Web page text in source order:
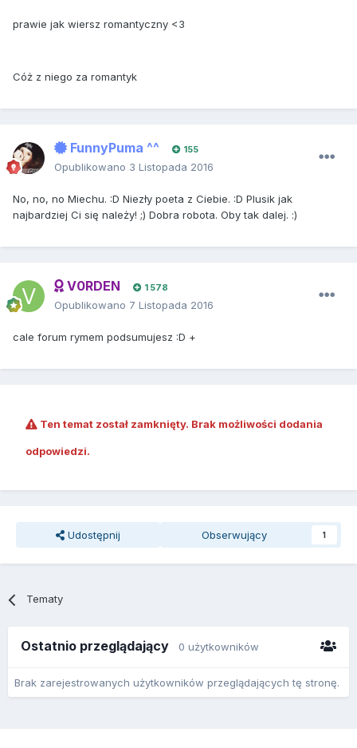
prawie jak wiersz romantyczny <3
Cóż z niego za romantyk
FunnyPuma ^^ 155
Opublikowano 3 Listopada 2016
No, no, no Miechu. :D Niezły poeta z Ciebie. :D Plusik jak
najbardziej Ci się należy! ;) Dobra robota. Oby tak dalej. :)
V0RDEN 1 578
Opublikowano 7 Listopada 2016
cale forum rymem podsumujesz :D +
Ten temat został zamknięty. Brak możliwości dodania
odpowiedzi.
Udostępnij Obserwujący 1
Tematy
Ostatnio przeglądający 0 użytkowników
Brak zarejestrowanych użytkowników przeglądających tę stronę.